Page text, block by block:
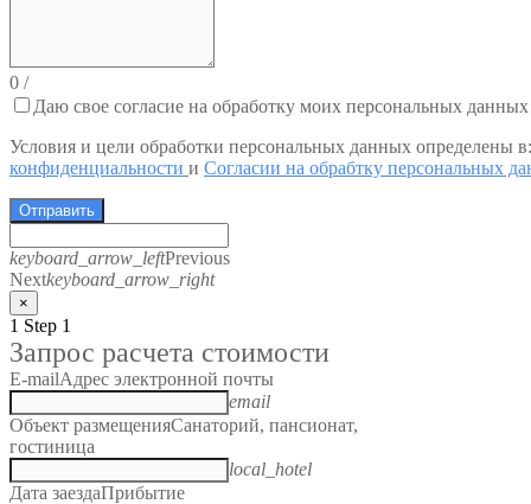
0 /
Даю свое согласие на обработку моих персональных данных
Условия и цели обработки персональных данных определены
конфиденциальности и Согласии на обрабтку персональных
Отправить
keyboard_arrow_leftPrevious
Nextkeyboard_arrow_right
×
1 Step 1
Запрос расчета стоимости
E-mailАдрес электронной почты
email
Объект размещенияСанаторий, пансионат,
гостиница
local_hotel
Дата заездаПрибытие